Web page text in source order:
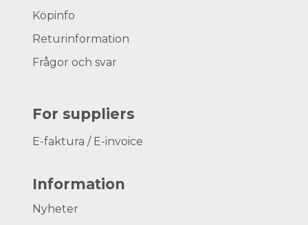
Köpinfo
Returinformation
Frågor och svar
For suppliers
E-faktura / E-invoice
Information
Nyheter